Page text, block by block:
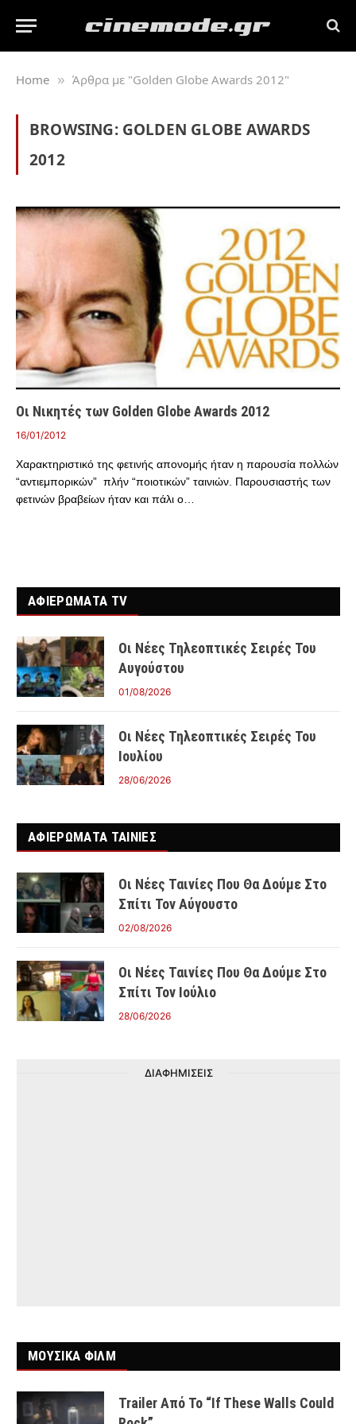
Home » Άρθρα με "Golden Globe Awards 2012"
BROWSING: GOLDEN GLOBE AWARDS
2012
Οι Νικητές των Golden Globe Awards 2012
16/01/2012
Χαρακτηριστικό της φετινής απονομής ήταν η παρουσία πολλών
“αντιεμπορικών” πλήν “ποιοτικών” ταινιών. Παρουσιαστής των
φετινών βραβείων ήταν και πάλι ο…
ΑΦΙΕΡΩΜΑΤΑ TV
Οι Νέες Τηλεοπτικές Σειρές Του
Αυγούστου
01/08/2026
Οι Νέες Τηλεοπτικές Σειρές Του
Ιουλίου
28/06/2026
ΑΦΙΕΡΩΜΑΤΑ ΤΑΙΝΊΕΣ
Οι Νέες Ταινίες Που Θα Δούμε Στο
Σπίτι Τον Αύγουστο
02/08/2026
Οι Νέες Ταινίες Που Θα Δούμε Στο
Σπίτι Τον Ιούλιο
28/06/2026
ΔΙΑΦΗΜΙΣΕΙΣ
ΜΟΥΣΙΚΑ ΦΙΛΜ
Trailer Από Το “If These Walls Could